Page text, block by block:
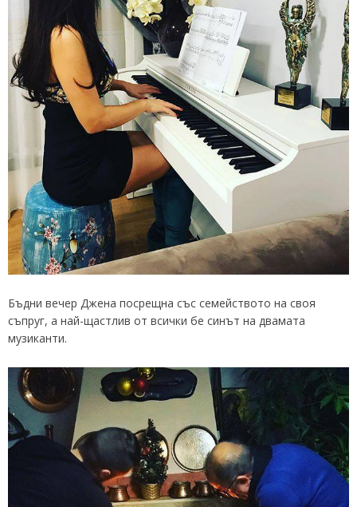
Бъдни вечер Джена посрещна със семейството на своя
съпруг, а най-щастлив от всички бе синът на двамата
музиканти.